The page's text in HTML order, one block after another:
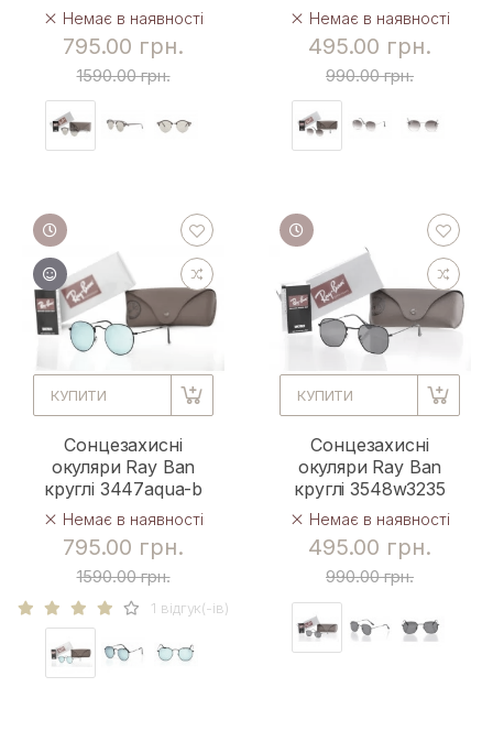
Немає в наявності
795.00 грн.
1590.00 грн.
Немає в наявності
495.00 грн.
990.00 грн.
КУПИТИ
Сонцезахисні
окуляри Ray Ban
круглі 3447aqua-b
Немає в наявності
795.00 грн.
1590.00 грн.
1 вiдгук(-iв)
КУПИТИ
Сонцезахисні
окуляри Ray Ban
круглі 3548w3235
Немає в наявності
495.00 грн.
990.00 грн.